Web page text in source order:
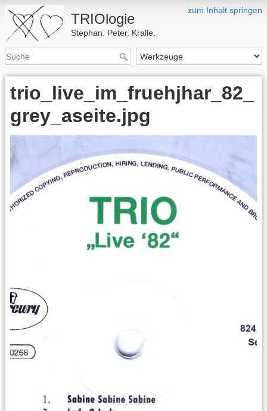
zum Inhalt springen
TRIOlogie
Stephan. Peter. Kralle.
trio_live_im_fruehjhar_82_
grey_aseite.jpg